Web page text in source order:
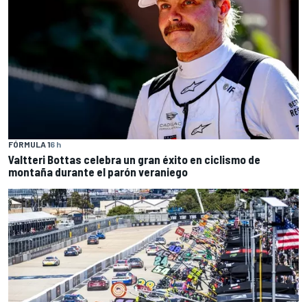
FÓRMULA 16 h
Valtteri Bottas celebra un gran éxito en ciclismo de
montaña durante el parón veraniego